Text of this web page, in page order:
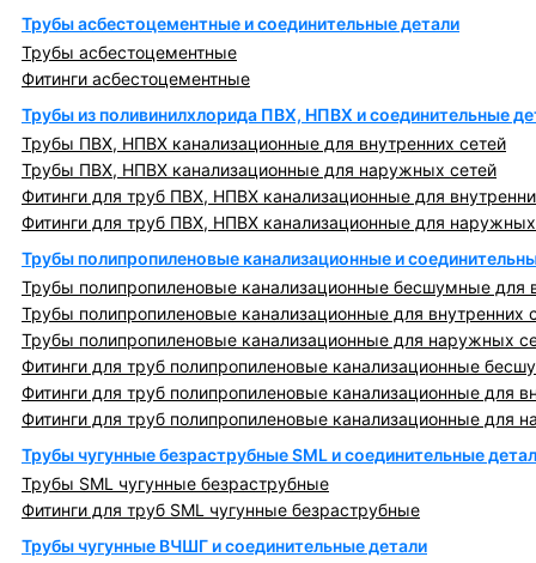
Трубы асбестоцементные и соединительные детали
Трубы асбестоцементные
Фитинги асбестоцементные
Трубы из поливинилхлорида ПВХ, НПВХ и соединительные
Трубы ПВХ, НПВХ канализационные для внутренних сетей
Трубы ПВХ, НПВХ канализационные для наружных сетей
Фитинги для труб ПВХ, НПВХ канализационные для
Фитинги для труб ПВХ, НПВХ канализационные для
Трубы полипропиленовые канализационные и
Трубы полипропиленовые канализационные бесшумные для
Трубы полипропиленовые канализационные для внутренних
Трубы полипропиленовые канализационные для наружных
Фитинги для труб полипропиленовые канализационные
Фитинги для труб полипропиленовые канализационные для
Фитинги для труб полипропиленовые канализационные для
Трубы чугунные безраструбные SML и соединительные
Трубы SML чугунные безраструбные
Фитинги для труб SML чугунные безраструбные
Трубы чугунные ВЧШГ и соединительные детали